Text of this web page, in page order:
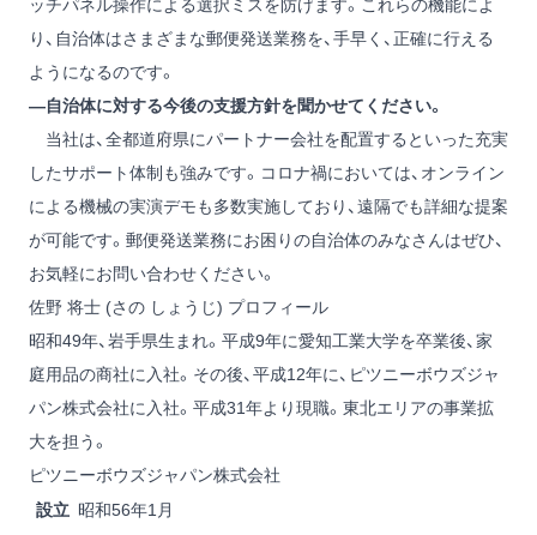
ッチパネル操作による選択ミスを防げます。これらの機能によ
り、自治体はさまざまな郵便発送業務を、手早く、正確に行える
ようになるのです。
―自治体に対する今後の支援方針を聞かせてください。
当社は、全都道府県にパートナー会社を配置するといった充実
したサポート体制も強みです。コロナ禍においては、オンライン
による機械の実演デモも多数実施しており、遠隔でも詳細な提案
が可能です。郵便発送業務にお困りの自治体のみなさんはぜひ、
お気軽にお問い合わせください。
佐野 将士 (さの しょうじ) プロフィール
昭和49年、岩手県生まれ。平成9年に愛知工業大学を卒業後、家
庭用品の商社に入社。その後、平成12年に、ピツニーボウズジャ
パン株式会社に入社。平成31年より現職。東北エリアの事業拡
大を担う。
ピツニーボウズジャパン株式会社
設立 昭和56年1月